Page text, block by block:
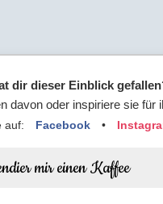
dir dieser Einblick
davon oder inspiriere sie für
auf: Facebook •